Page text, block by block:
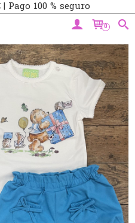
100 % seguro
0